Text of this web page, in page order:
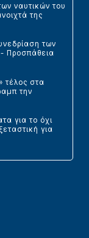
ναυτικών του
της
των
Προσπάθεια
τέλος στα
την
για το όχι
για